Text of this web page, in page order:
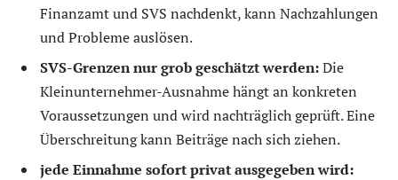
Finanzamt und SVS nachdenkt, kann Nachzahlungen
und Probleme auslösen.
SVS-Grenzen nur grob geschätzt werden:Die
Kleinunternehmer-Ausnahme hängt an konkreten
Voraussetzungen und wird nachträglich geprüft. Eine
Überschreitung kann Beiträge nach sich ziehen.
jede Einnahme sofort privat ausgegeben wird: